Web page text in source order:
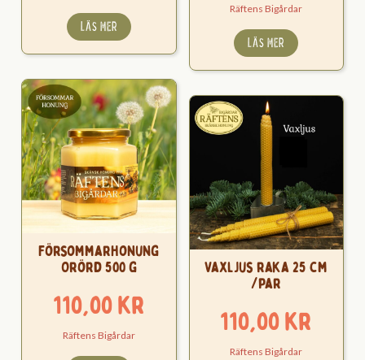
LÄS MER
Räftens Bigårdar
LÄS MER
Försommarhonung
Orörd 500 g
110,00kr
Räftens Bigårdar
Vaxljus raka 25 cm
/par
110,00kr
Räftens Bigårdar